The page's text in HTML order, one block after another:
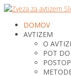
DOMOV
AVTIZEM
O
POT